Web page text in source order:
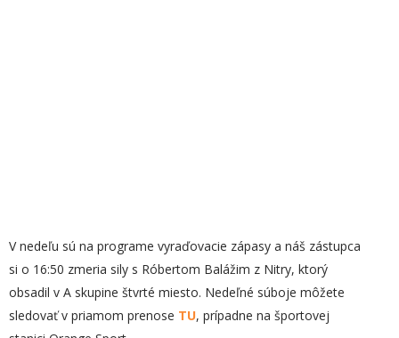
V nedeľu sú na programe vyraďovacie zápasy a náš zástupca
si o 16:50 zmeria sily s Róbertom Balážim z Nitry, ktorý
obsadil v A skupine štvrté miesto. Nedeľné súboje môžete
sledovať v priamom prenose TU, prípadne na športovej